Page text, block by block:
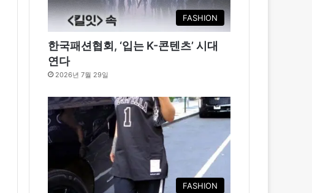
FASHION
한국패션협회, ‘입는 K-콘텐츠’ 시대
연다
2026년 7월 29일
FASHION